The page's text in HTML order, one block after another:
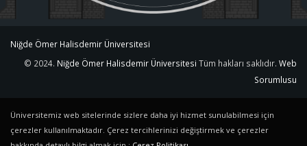
Niğde Ömer Halisdemir Üniversitesi
© 2024. Niğde Ömer Halisdemir Üniversitesi Tüm hakları saklıdır. Web
Sorumlusu
Üniversitemiz web sitelerinde sizlere daha iyi hizmet sunulabilmesi için
çerezler kullanılmaktadır. Çerez tercihlerinizi değiştirmek ve çerezler